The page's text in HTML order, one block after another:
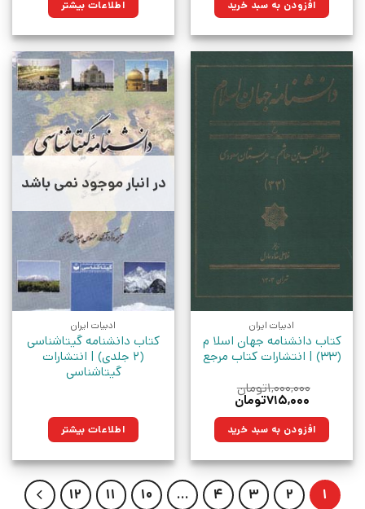
بود.
افزودن به سبد خرید اطلاعات بیشتر
ادبیات ایران
کتاب دانشنامه جهان اسلا م
(33) | انتشارات کتاب مرجع
۱,۰۰۰,۰۰۰تومان
قیمت
۱,۰۰۰,۰۰۰تومان
بود.
۷۱۵,۰۰۰تومان
۷۱۵,۰۰۰تومان.افزودن به سبد خرید
در انبار موجود نمی باشد
ادبیات ایران
کتاب دانشنامه گیتاشناسی
(2 جلدی) | انتشارات
گیتاشناسی
اطلاعات بیشتر
1
2
3
4
…
10
11
12